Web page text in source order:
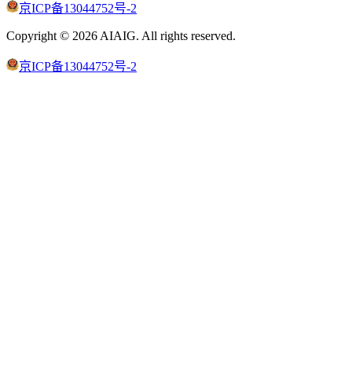
京ICP备13044752号-2
Copyright © 2026 AIAIG. All rights reserved.
京ICP备13044752号-2